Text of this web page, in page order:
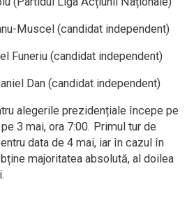
Muscel (candidat independent)
Funeriu (candidat independent)
Dan (candidat independent)
alegerile prezidențiale începe pe
3 mai, ora 7:00. Primul tur de
data de 4 mai, iar în cazul în
majoritatea absolută, al doilea